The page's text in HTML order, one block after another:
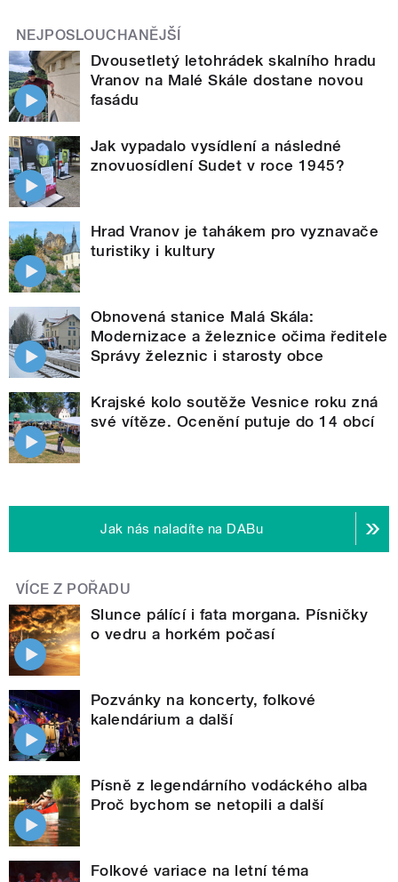
NEJPOSLOUCHANĚJŠÍ
Dvousetletý letohrádek skalního hradu
Vranov na Malé Skále dostane novou
fasádu
Jak vypadalo vysídlení a následné
znovuosídlení Sudet v roce 1945?
Hrad Vranov je tahákem pro vyznavače
turistiky i kultury
Obnovená stanice Malá Skála:
Modernizace a železnice očima ředitele
Správy železnic i starosty obce
Krajské kolo soutěže Vesnice roku zná
své vítěze. Ocenění putuje do 14 obcí
Jak nás naladíte na DABu
VÍCE Z POŘADU
Slunce pálící i fata morgana. Písničky
o vedru a horkém počasí
Pozvánky na koncerty, folkové
kalendárium a další
Písně z legendárního vodáckého alba
Proč bychom se netopili a další
Folkové variace na letní téma